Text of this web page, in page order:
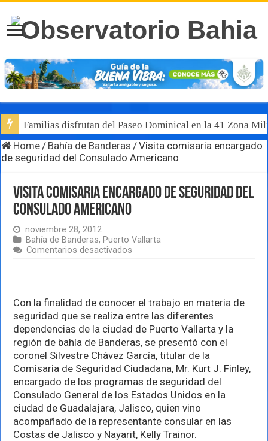
Familias disfrutan del Paseo Dominical en la 41 Zona
Home / Bahía de Banderas /Visita comisaria encargado
de seguridad del Consulado Americano
Visita comisaria encargado de seguridad del
Consulado Americano
noviembre 28, 2012
Bahía de Banderas, Puerto Vallarta
Comentarios desactivados
seguridad
del
Consulado
Americano
Con la finalidad de conocer el trabajo en materia de
seguridad que se realiza entre las diferentes
dependencias de la ciudad de Puerto Vallarta y la
región de bahía de Banderas, se presentó con el
coronel Silvestre Chávez García, titular de la
Comisaria de Seguridad Ciudadana, Mr. Kurt J. Finley,
encargado de los programas de seguridad del
Consulado General de los Estados Unidos en la
ciudad de Guadalajara, Jalisco, quien vino
acompañado de la representante consular en las
Costas de Jalisco y Nayarit, Kelly Trainor.